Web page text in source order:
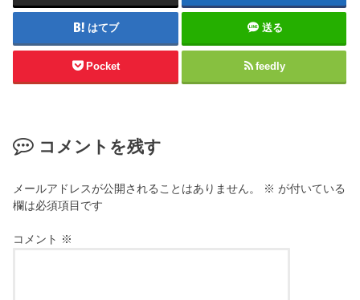
はてブ 送る
Pocket feedly
コメントを残す
メールアドレスが公開されることはありません。 ※ が付いている
欄は必須項目です
コメント ※